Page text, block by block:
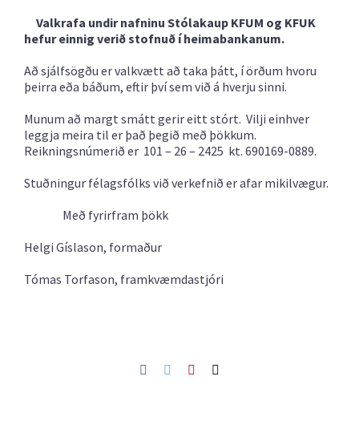
Valkrafa undir nafninu Stólakaup KFUM og KFUK
hefur einnig verið stofnuð í heimabankanum.
Að sjálfsögðu er valkvætt að taka þátt, í örðum hvoru
þeirra eða báðum, eftir því sem við á hverju sinni.
Munum að margt smátt gerir eitt stórt. Vilji einhver
leggja meira til er það þegið með þökkum.
Reikningsnúmerið er 101 – 26 – 2425 kt. 690169-0889.
Stuðningur félagsfólks við verkefnið er afar mikilvægur.
Með fyrirfram þökk
Helgi Gíslason, formaður
Tómas Torfason, framkvæmdastjóri
Facebook
TwitterPinterest